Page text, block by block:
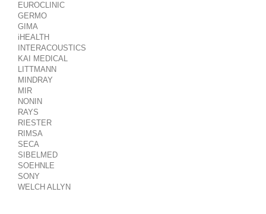
EUROCLINIC
GERMO
GIMA
iHEALTH
INTERACOUSTICS
KAI MEDICAL
LITTMANN
MINDRAY
MIR
NONIN
RAYS
RIESTER
RIMSA
SECA
SIBELMED
SOEHNLE
SONY
WELCH ALLYN